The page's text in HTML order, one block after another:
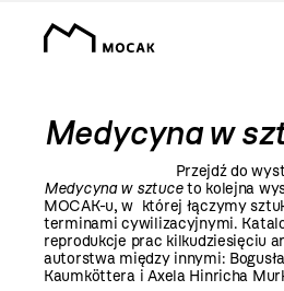
Medycyna w
Przejdź do
Medycyna w sztuceto kolejna
MOCAK-u, w której łączymy
terminami cywilizacyjnymi.
reprodukcje prac kilkudziesięciu
autorstwa między innymi:
Kaumköttera i Axela Hinricha